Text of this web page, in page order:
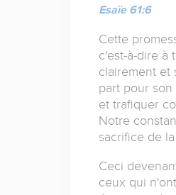
Esaïe 61:6
Cette
c'est-à-dire à
clairement et
part pour
et trafiquer
Notre
sacrifice de
Ceci
ceux qui